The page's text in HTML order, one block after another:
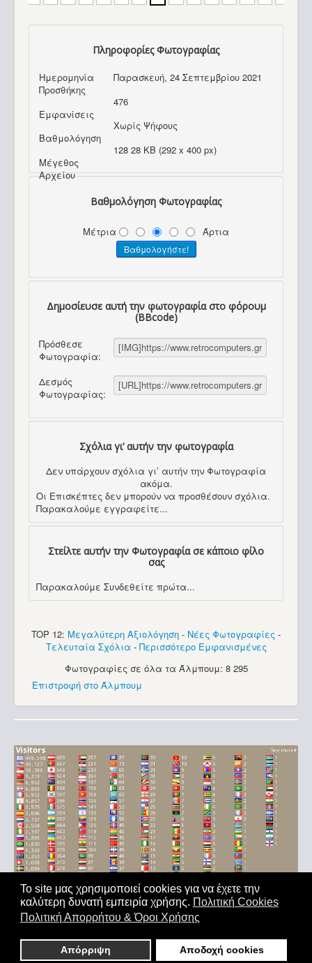
Το site μας χρησιμοποιεί cookies για να έχετε την
καλύτερη δυνατή εμπειρία χρήσης. Πολιτική Cookies
Πολιτική Απορρήτου & Όροι Χρήσης
Απόρριψη Αποδοχή cookies
Πληροφορίες Φωτογραφίας
Ημερομηνία
Προσθήκης
Παρασκευή, 24 Σεπτεμβρίου 2021
Εμφανίσεις
476
Βαθμολόγηση
Χωρίς Ψήφους
Μέγεθος
Αρχείου
128 28 KB (292 x 400 px)
Βαθμολόγηση Φωτογραφίας
Μέτρια Άρτια
Δημοσίευσε αυτή την φωτογραφία στο φόρουμ
(BBcode)
Πρόσθεσε
Φωτογραφία:
Δεσμός
Φωτογραφίας:
Σχόλια γι’ αυτήν την φωτογραφία
Δεν υπάρχουν σχόλια γι’ αυτήν την Φωτογραφία
ακόμα.
Οι Επισκέπτες δεν μπορούν να προσθέσουν σχόλια.
Παρακαλούμε εγγραφείτε...
Στείλτε αυτήν την Φωτογραφία σε κάποιο φίλο
σας
Παρακαλούμε Συνδεθείτε πρώτα...
TOP 12: Μεγαλύτερη Αξιολόγηση - Νέες Φωτογραφίες -
Τελευταία Σχόλια - Περισσότερο Εμφανισμένες
Φωτογραφίες σε όλα τα Άλμπουμ: 8 295
Επιστροφή στο Άλμπουμ
Αρχική|'Οροι Χρήσης|Επικοινωνία
παντός δικαιώματος